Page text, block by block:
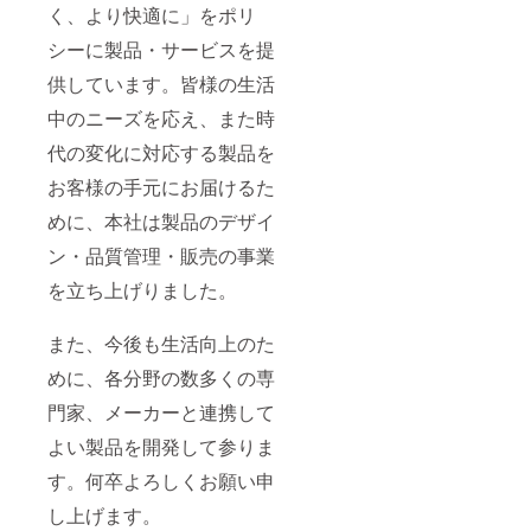
く、より快適に」をポリ
シーに製品・サービスを提
供しています。皆様の生活
中のニーズを応え、また時
代の変化に対応する製品を
お客様の手元にお届けるた
めに、本社は製品のデザイ
ン・品質管理・販売の事業
を立ち上げりました。
また、今後も生活向上のた
めに、各分野の数多くの専
門家、メーカーと連携して
よい製品を開発して参りま
す。何卒よろしくお願い申
し上げます。